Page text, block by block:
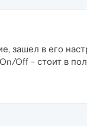
зашел в его
Off - стоит в